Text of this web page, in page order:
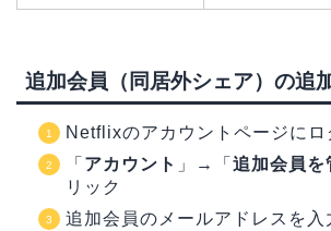
追加会員（同居外シェア）の追
Netflixのアカウントページにロ
「 アカウント 」→「 追加会員を
リック
追加会員のメールアドレスを入